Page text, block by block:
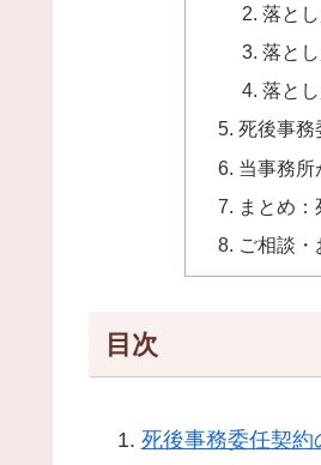
落と
落と
落と
死後事務
当事務
まとめ
ご相談
目次
死後事務委任契約